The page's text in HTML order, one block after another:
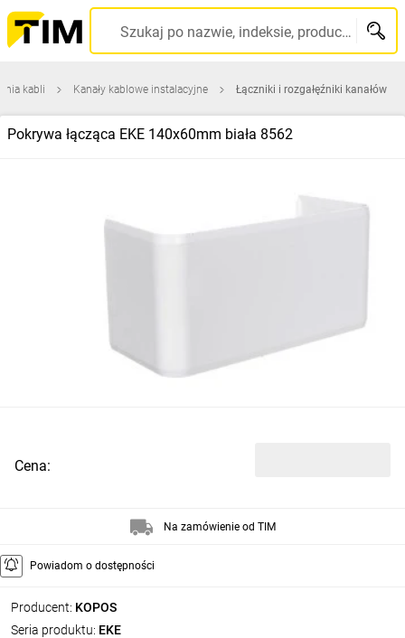
Szukaj po nazwie, indeksie, producencie, kodzie kreskowym...
kabli Kanały kablowe instalacyjne Łączniki i rozgałęźniki kanałów
Pokrywa łącząca EKE 140x60mm biała 8562
Producent: KOPOS
Seria produktu: EKE
Cena:
Na zamówienie od TIM
Powiadom o dostępności